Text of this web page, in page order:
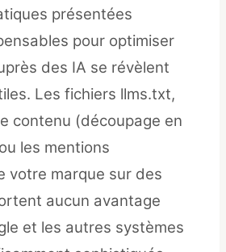
présentées
pour optimiser
des IA se révèlent
Les fichiers llms.txt,
contenu (découpage en
les mentions
votre marque sur des
aucun avantage
et les autres systèmes